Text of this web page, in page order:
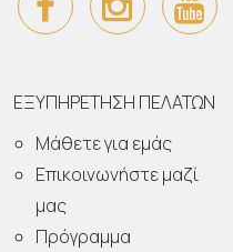
ΕΞΥΠΗΡΕΤΗΣΗ ΠΕΛΑΤΩΝ
Μάθετε για εμάς
Επικοινωνήστε μαζί
μας
Πρόγραμμα